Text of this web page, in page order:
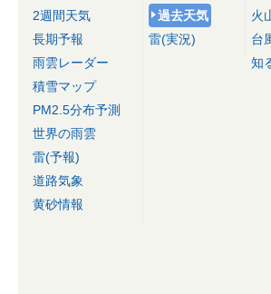
2週間天気
長期予報
雨雲レーダー
積雪マップ
PM2.5分布予測
世界の雨雲
雷(予報)
道路気象
黄砂情報
過去天気
雷(実況)
火
台
知